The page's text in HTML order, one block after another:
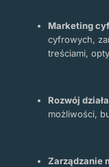
Marketing
cyfrowych,
treściami,
Rozwój
możliwości,
Zarządzanie